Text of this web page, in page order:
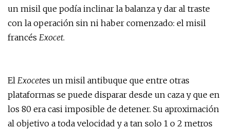
un misil que podía inclinar la balanza y dar al traste
con la operación sin ni haber comenzado: el misil
francés Exocet.
El Exocetes un misil antibuque que entre otras
plataformas se puede disparar desde un caza y que en
los 80 era casi imposible de detener. Su aproximación
al objetivo a toda velocidad y a tan solo 1 o 2 metros